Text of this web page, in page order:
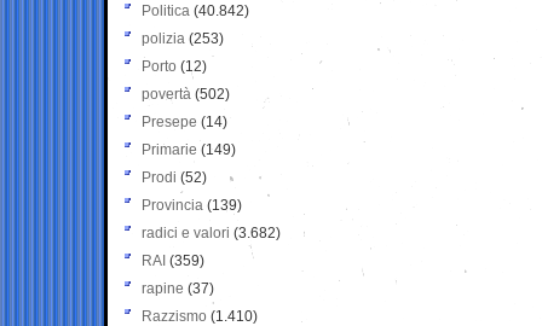
Politica (40.842)
polizia (253)
Porto (12)
povertà (502)
Presepe (14)
Primarie (149)
Prodi (52)
Provincia (139)
radici e valori (3.682)
RAI (359)
rapine (37)
Razzismo (1.410)